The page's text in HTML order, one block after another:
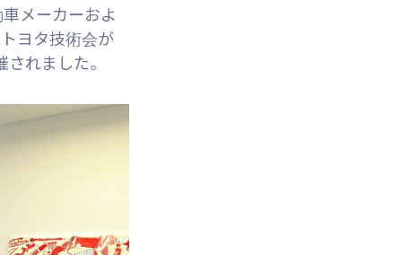
メーカーおよ
ヨタ技術会が
れました。